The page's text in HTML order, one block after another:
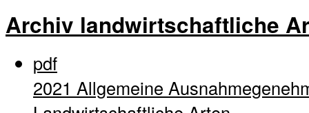
Archiv landwirtschaftliche
pdf
2021 Allgemeine